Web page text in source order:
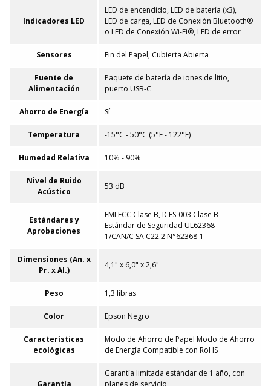
Indicadores LED
LED de encendido, LED de batería (x3),
LED de carga, LED de Conexión Bluetooth®
o LED de Conexión Wi-Fi®, LED de error
Sensores Fin del Papel, Cubierta Abierta
Fuente de
Alimentación
Paquete de batería de iones de litio,
puerto USB-C
Ahorro de Energía Sí
Temperatura -15°C - 50°C (5°F - 122°F)
Humedad Relativa 10% - 90%
Nivel de Ruido
Acústico
53 dB
Estándares y
Aprobaciones
EMI FCC Clase B, ICES-003 Clase B
Estándar de Seguridad UL62368-
1/CAN/C SA C22.2 N°62368-1
Dimensiones (An. x
Pr. x Al.)
4,1" x 6,0" x 2,6"
Peso 1,3 libras
Color Epson Negro
Características
ecológicas
Modo de Ahorro de Papel Modo de Ahorro
de Energía Compatible con RoHS
Garantía
Garantía limitada estándar de 1 año, con
planes de servicio